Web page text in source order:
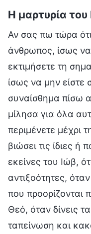
Η μαρτυρία
Αν σας πω τώρα
άνθρωπος, ίσως
εκτιμήσετε τη
ίσως να μην είστε
συναίσθημα πίσω
μίλησα για όλα
περιμένετε μέχρι
βιώσει τις ίδιες ή
εκείνες του Ιώβ,
αντιξοότητες,
που προορίζονται
Θεό, όταν δίνεις
ταπείνωση και